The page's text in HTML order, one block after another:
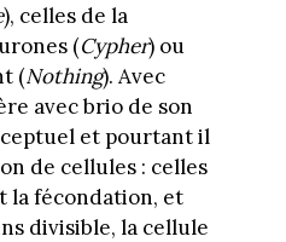
), celles de la
(Cypher) ou
(Nothing). Avec
avec brio de son
et pourtant il
de cellules : celles
la fécondation, et
divisible, la cellule